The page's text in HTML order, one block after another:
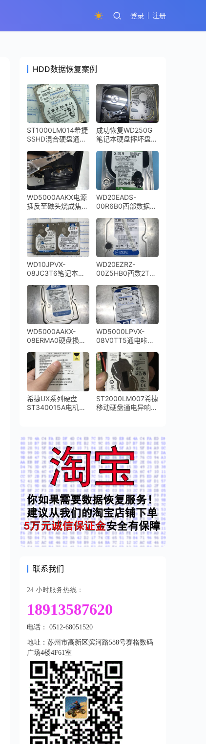
登录 注册
HDD数据恢复案例
ST1000LM014希捷
SSHD混合硬盘通电
成功恢复WD250G
笔记本硬盘摔坏盘体
WD5000AAKX电源
插反至磁头烧成焦
磁头烧坏的烟尘严重
污染数据恢复成功
WD20EADS-
00R6B0西部数据
停转更换磁头开盘数
据恢复成功
WD10JPVX-
08JC3T6笔记本硬
打开盘数据恢复成功
WD20EZRZ-
00Z5HB0西数2TB
开盘数据恢复成功
WD5000AAKX-
08ERMA0硬盘损坏
复成功
WD5000LPVX-
08V0TT5通电咔咔
恢复成功
希捷UX系列硬盘
ST340015A电机损
ST2000LM007希捷
移动硬盘通电异响敲
联系我们
24 小时服务热线：
18913587620
电话： 0512-68051520
地址：苏州市高新区滨河路588号赛格数码
广场4楼4F61室